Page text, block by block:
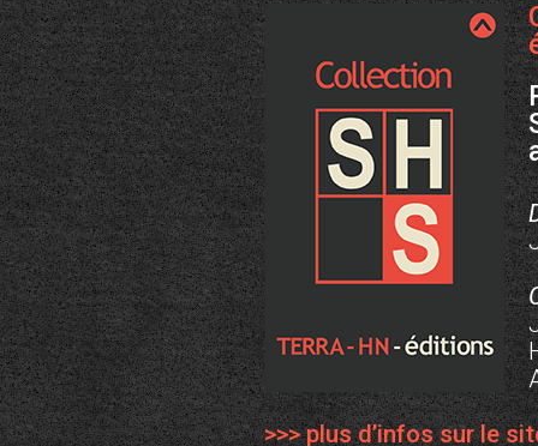
>>> plus d’infos sur le